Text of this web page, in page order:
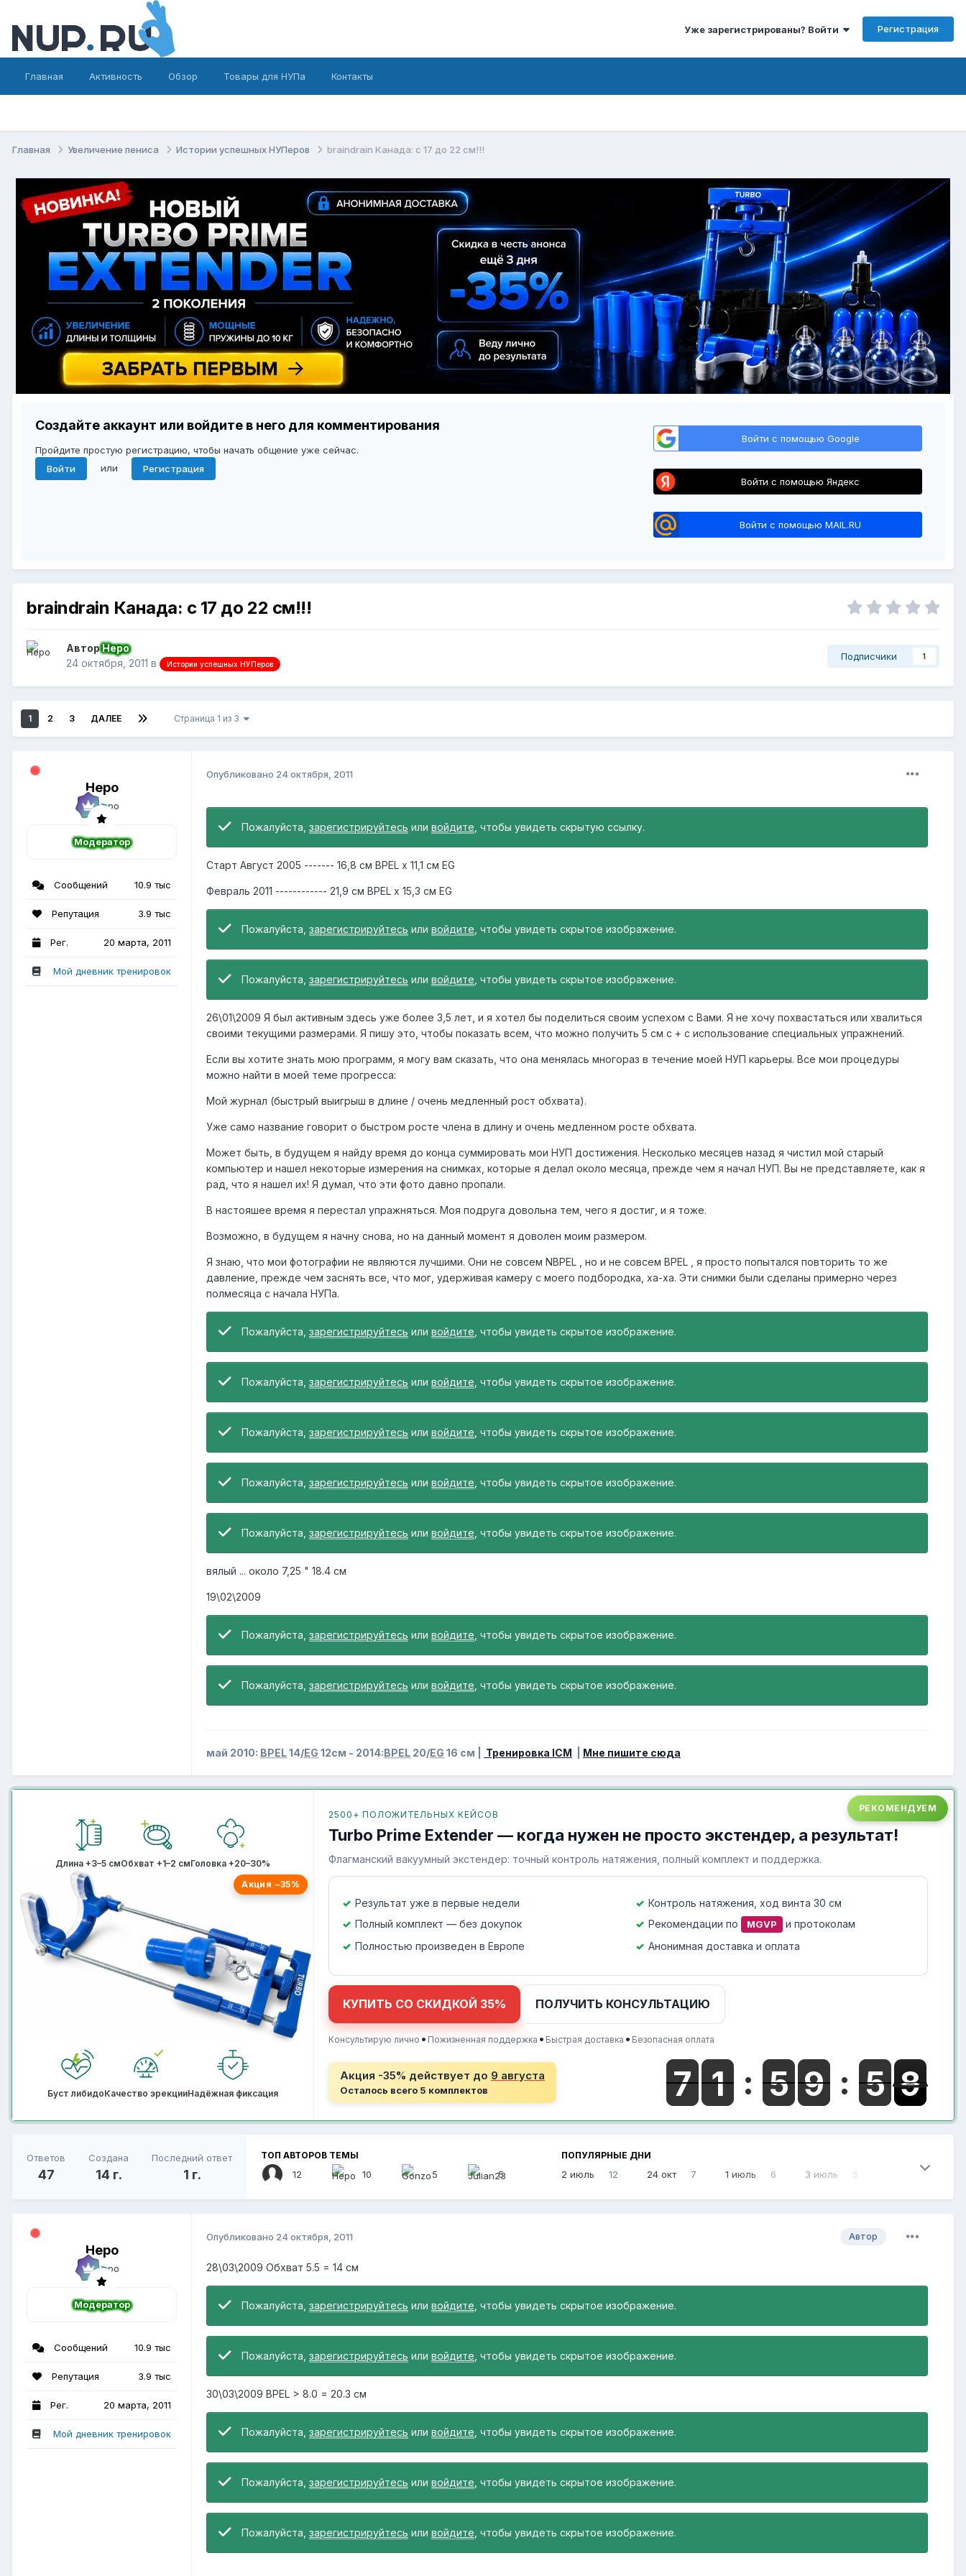
Уже зарегистрированы? Войти Регистрация
Главная Активность Обзор Товары для НУПа Контакты
Главная Увеличение пениса Истории успешных НУПеров braindrain Канада: с 17 до 22 см!!!
Создайте аккаунт или войдите в него для комментирования
Пройдите простую регистрацию, чтобы начать общение уже сейчас.
Войти
или Регистрация
Войти с помощью Google
Войти с помощью Яндекс
Войти с помощью MAIL.RU
braindrain Канада: с 17 до 22 см!!!
АвторНеро
24 октября, 2011 в Истории успешных НУПеров
Подписчики 1
1 2 3 ДАЛЕЕ Страница 1 из 3
Неро
Модератор
Сообщений 10.9 тыс
Репутация 3.9 тыс
Рег. 20 марта, 2011
Мой дневник тренировок
Опубликовано 24 октября, 2011
Пожалуйста, зарегистрируйтесь или войдите , чтобы увидеть скрытую ссылку.
Старт Август 2005 ------- 16,8 см BPEL x 11,1 см EG
Февраль 2011 ------------ 21,9 см BPEL x 15,3 см EG
Пожалуйста, зарегистрируйтесь или войдите , чтобы увидеть скрытое изображение.
Пожалуйста, зарегистрируйтесь или войдите , чтобы увидеть скрытое изображение.
26\01\2009 Я был активным здесь уже более 3,5 лет, и я хотел бы поделиться своим успехом с Вами. Я не хочу похвастаться или хвалиться
своими текущими размерами. Я пишу это, чтобы показать всем, что можно получить 5 см с + с использование специальных упражнений.
Если вы хотите знать мою программ, я могу вам сказать, что она менялась многораз в течение моей НУП карьеры. Все мои процедуры
можно найти в моей теме прогресса:
Мой журнал (быстрый выигрыш в длине / очень медленный рост обхвата).
Уже само название говорит о быстром росте члена в длину и очень медленном росте обхвата.
Может быть, в будущем я найду время до конца суммировать мои НУП достижения. Несколько месяцев назад я чистил мой старый
компьютер и нашел некоторые измерения на снимках, которые я делал около месяца, прежде чем я начал НУП. Вы не представляете, как я
рад, что я нашел их! Я думал, что эти фото давно пропали.
В настояшее время я перестал упражняться. Моя подруга довольна тем, чего я достиг, и я тоже.
Возможно, в будущем я начну снова, но на данный момент я доволен моим размером.
Я знаю, что мои фотографии не являются лучшими. Они не совсем NBPEL , но и не совсем BPEL , я просто попытался повторить то же
давление, прежде чем заснять все, что мог, удерживая камеру с моего подбородка, ха-ха. Эти снимки были сделаны примерно через
полмесяца с начала НУПа.
Пожалуйста, зарегистрируйтесь или войдите , чтобы увидеть скрытое изображение.
Пожалуйста, зарегистрируйтесь или войдите , чтобы увидеть скрытое изображение.
Пожалуйста, зарегистрируйтесь или войдите , чтобы увидеть скрытое изображение.
Пожалуйста, зарегистрируйтесь или войдите , чтобы увидеть скрытое изображение.
Пожалуйста, зарегистрируйтесь или войдите , чтобы увидеть скрытое изображение.
вялый ... около 7,25 " 18.4 см
19\02\2009
Пожалуйста, зарегистрируйтесь или войдите , чтобы увидеть скрытое изображение.
Пожалуйста, зарегистрируйтесь или войдите , чтобы увидеть скрытое изображение.
май 2010: BPEL14/EG 12см - 2014:BPEL 20/EG 16 см | Тренировка ICM Мне пишите сюда
Длина +3–5 смОбхват +1–2 смГоловка +20–30%
Акция −35%
Буст либидоКачество эрекцииНадёжная фиксация
РЕКОМЕНДУЕМ
2500+ ПОЛОЖИТЕЛЬНЫХ КЕЙСОВ
Turbo Prime Extender — когда нужен не просто экстендер, а результат!
Флагманский вакуумный экстендер: точный контроль натяжения, полный комплект и поддержка.
Результат уже в первые недели
Контроль натяжения, ход винта 30 см
Полный комплект — без докупок
Рекомендации по MGVP
и протоколам
Полностью произведен в Европе
Анонимная доставка и оплата
КУПИТЬ СО СКИДКОЙ 35% ПОЛУЧИТЬ КОНСУЛЬТАЦИЮ
Консультирую лично • Пожизненная поддержка • Быстрая доставка • Безопасная оплата
Акция -35% действует до 9 августа
Осталось всего 5 комплектов
Ответов
47
Создана
14 г.
Последний ответ
1 г.
ТОП АВТОРОВ ТЕМЫ
12 10 5 5
ПОПУЛЯРНЫЕ ДНИ
2 июль 12 24 окт 7 1 июль 6 3 июль 5
Неро
Модератор
Сообщений 10.9 тыс
Репутация 3.9 тыс
Рег. 20 марта, 2011
Мой дневник тренировок
Автор
Опубликовано 24 октября, 2011
28\03\2009 Обхват 5.5 = 14 см
Пожалуйста, зарегистрируйтесь или войдите , чтобы увидеть скрытое изображение.
Пожалуйста, зарегистрируйтесь или войдите , чтобы увидеть скрытое изображение.
30\03\2009 BPEL > 8.0 = 20.3 см
Пожалуйста, зарегистрируйтесь или войдите , чтобы увидеть скрытое изображение.
Пожалуйста, зарегистрируйтесь или войдите , чтобы увидеть скрытое изображение.
Пожалуйста, зарегистрируйтесь или войдите , чтобы увидеть скрытое изображение.